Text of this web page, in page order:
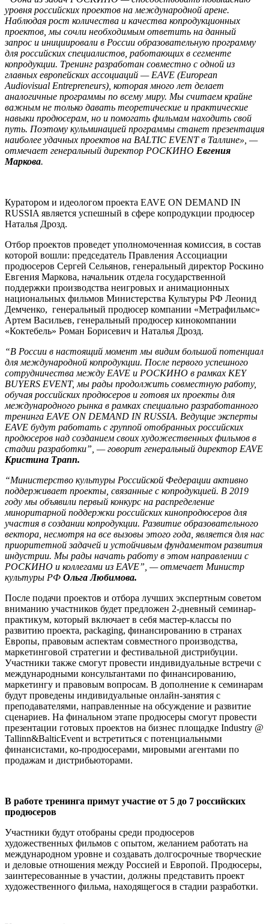
уровня российских проектов на международной арене.
Наблюдая рост количества и качества копродукционных
проектов, мы сочли необходимым ответить на данный
запрос и инициировали в России образовательную программу
для российских специалистов, работающих в сегменте
копродукции. Тренинг разработан совместно с одной из
главных европейских ассоциаций — EAVE (European
Audiovisual Entrepreneurs), которая много лет делает
аналогичные программы по всему миру. Мы считаем крайне
важным не только давать теоретические и практические
навыки продюсерам, но и помогать фильмам находить свой
путь. Поэтому кульминацией программы станет презентация
наиболее удачных проектов на BALTIC EVENTв Таллине», —
отмечает генеральный директор РОСКИНО Евгения
Маркова.
Куратором и идеологом проекта EAVE ON DEMAND IN
RUSSIA является успешный в сфере копродукции продюсер
Наталья Дрозд.
Отбор проектов проведет уполномоченная комиссия, в состав
которой вошли: председатель Правления Ассоциации
продюсеров Сергей Сельянов, генеральный директор Роскино
Евгения Маркова, начальник отдела государственной
поддержки производства неигровых и анимационных
национальных фильмов Министерства Культуры РФ Леонид
Демченко, генеральный продюсер компании «Метрафильмс»
Артем Васильев, генеральный продюсер кинокомпании
«Коктебель» Роман Борисевич и Наталья Дрозд.
“В России в настоящий момент мы видим большой потенциал
для международной копродукции. После первого успешного
сотрудничества между EAVE и РОСКИНО в рамках KEY
BUYERS EVENT, мы рады продолжить совместную работу,
обучая российских продюсеров и готовя их проекты для
международного рынка в рамках специально разработанного
тренинга EAVE ON DEMAND IN RUSSIA. Ведущие эксперты
EAVE будут работать с группой отобранных российских
продюсеров над созданием своих художественных фильмов в
стадии разработки”, — говорит генеральный директор EAVE
Кристина Трапп.
“Министерство культуры Российской Федерации активно
поддерживает проекты, связанные с копродукцией. В 2019
году мы объявили первый конкурс на распределение
миноритарной поддержки российских кинопродюсеров для
участия в создании копродукции. Развитие образовательного
вектора, несмотря на все вызовы этого года, является для нас
приоритетной задачей и устойчивым фундаментом развития
индустрии. Мы рады начать работу в этом направлении с
РОСКИНО и коллегами из EAVE”, — отмечает Министр
культуры РФ Ольга Любимова.
После подачи проектов и отбора лучших экспертным советом
вниманию участников будет предложен 2-дневный семинар-
практикум, который включает в себя мастер-классы по
развитию проекта, packaging, финансированию в странах
Европы, правовым аспектам совместного производства,
маркетинговой стратегии и фестивальной дистрибуции.
Участники также смогут провести индивидуальные встречи с
международными консультантами по финансированию,
маркетингу и правовым вопросам. В дополнение к семинарам
будут проведены индивидуальные онлайн-занятия с
преподавателями, направленные на обсуждение и развитие
сценариев. На финальном этапе продюсеры смогут провести
презентации готовых проектов на бизнес площадке Industry @
Tallinn&BalticEvent и встретиться с потенциальными
финансистами, ко-продюсерами, мировыми агентами по
продажам и дистрибьюторами.
В работе тренинга примут участие от 5 до 7 российских
продюсеров
Участники будут отобраны среди продюсеров
художественных фильмов с опытом, желанием работать на
международном уровне и создавать долгосрочные творческие
и деловые отношения между Россией и Европой. Продюсеры,
заинтересованные в участии, должны представить проект
художественного фильма, находящегося в стадии разработки.